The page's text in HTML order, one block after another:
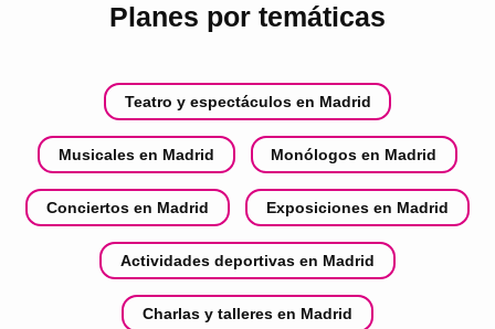
Planes por temáticas
Teatro y espectáculos en Madrid
Musicales en Madrid Monólogos en Madrid
Conciertos en Madrid Exposiciones en Madrid
Actividades deportivas en Madrid
Charlas y talleres en Madrid